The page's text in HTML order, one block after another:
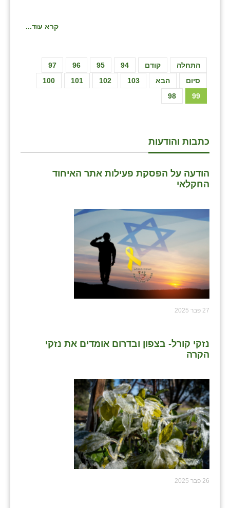
קרא עוד...
התחלה קודם 94
95
96
97
98 99
100 101 102 103 הבא סיום
כתבות והודעות
הודעה על הפסקת פעילות אתר האיחוד
החקלאי
27 פבר 2025
נזקי קורל- בצפון ובדרום אומדים את נזקי
הקרה
26 פבר 2025